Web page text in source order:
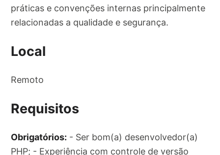
práticas e convenções internas principalmente
relacionadas a qualidade e segurança.
Local
Remoto
Requisitos
Obrigatórios: - Ser bom(a) desenvolvedor(a)
PHP; - Experiência com controle de versão